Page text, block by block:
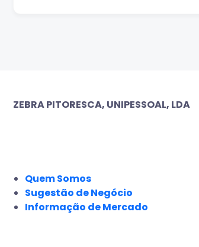
ZEBRA PITORESCA, UNIPESSOAL, LDA
Quem Somos
Sugestão de Negócio
Informação de Mercado